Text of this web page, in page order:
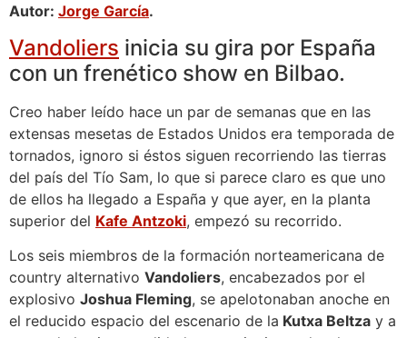
Autor: Jorge García.
Vandoliers inicia su gira por España
con un frenético show en Bilbao.
Creo haber leído hace un par de semanas que en las
extensas mesetas de Estados Unidos era temporada de
tornados, ignoro si éstos siguen recorriendo las tierras
del país del Tío Sam, lo que si parece claro es que uno
de ellos ha llegado a España y que ayer, en la planta
superior del Kafe Antzoki, empezó su recorrido.
Los seis miembros de la formación norteamericana de
country alternativo Vandoliers, encabezados por el
explosivo Joshua Fleming, se apelotonaban anoche en
el reducido espacio del escenario de la Kutxa Beltza y a